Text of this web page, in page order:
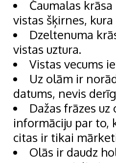
Čaumalas
vistas šķirnes,
Dzeltenuma
vistas uztura.
Vistas vecums
Uz olām ir
datums, nevis
Dažas frāzes
informāciju par to,
citas ir tikai
Olās ir daudz